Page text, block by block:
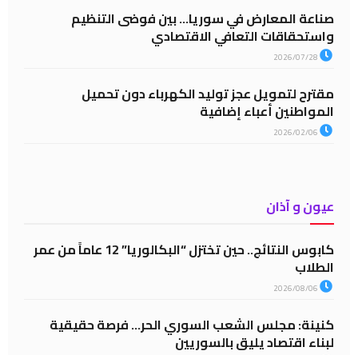
صناعة المعارض في سوريا… بين فوضى التنظيم
واستحقاقات التعافي الاقتصادي
مقترح لتمويل عجز توليد الكهرباء دون تحميل
المواطنين أعباء إضافية
عيون و آذان
كابوس النتائج.. حين تختزل “البكالوريا” 12 عاماً من عمر
الطلاب
كنينة: مجلس الشعب السوري الحر… فرصة حقيقية
لبناء اقتصاد يليق بالسوريين